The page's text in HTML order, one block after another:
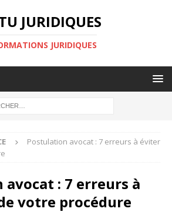
JURIDIQUES
JURIDIQUES
Postulation avocat : 7 erreurs à éviter
: 7 erreurs à
votre procédure